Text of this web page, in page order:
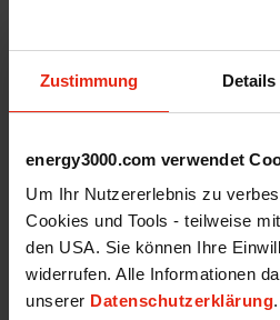
Zustimmung Details
energy3000.com verwendet
Um Ihr Nutzererlebnis zu
Cookies und Tools - teilweise
den USA. Sie können Ihre
widerrufen. Alle Informationen
unserer Datenschutzerklärung.
News
office(at)energy3000.com
energy3000.com
© Energy3000 solar GmbH 2026